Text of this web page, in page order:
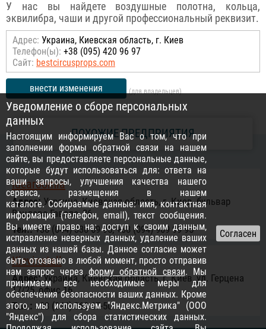
У нас вы найдете воздушные полотна, кольца,
эквилибра, чаши и другой профессиональный реквизит.
Адрес: Украина, Киевская область, г. Киев
Телефон(ы): +38 (095) 420 96 97
Сайт: bestcircusprops.com
внести изменения (для владельцев)
ПОХОЖИЕ ПРЕДПРИЯТИЯ
Idearoomia
Адрес:Украина, Киевская область, г. Киев, бульвар
Вацлава Гавела, 26
Тел.:+38 (044) 338 69 95, +38 (094) 909 99 95
Kievinstall
Адрес:Украина, Киевская область, г. Киев, ул. Герцена
17/25, офис 16
Тел.: +38 (044) 360-67-50
Уведомление о сборе персональных
данных
Настоящим информируем Вас о том, что при
заполнении формы обратной связи на нашем
сайте, вы предоставляете персональные данные,
которые будут использоваться для: ответа на
ваши запросы, улучшения качества нашего
сервиса, размещения в нашем
каталоге. Собираемые данные: имя, контактная
информация (телефон, email), текст сообщения.
Вы имеете право на: доступ к своим данным,
исправление неверных данных, удаление ваших
данных из нашей базы. Данное согласие может
быть отозвано в любой момент, просто отправив
нам запрос черезформу обратной связи. Мы
принимаем все необходимые меры для
обеспечения безопасности ваших данных. Кроме
этого, мы используем "Яндекс.Метрика" (ООО
"Яндекс") для сбора статистических данных.